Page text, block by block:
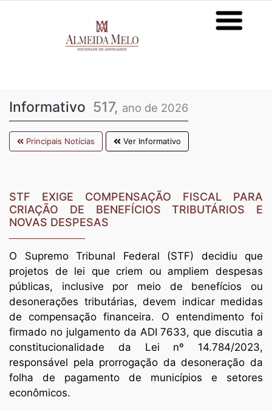
Informativo 517, ano de 2026
Principais Notícias Ver Informativo
STF EXIGE COMPENSAÇÃO FISCAL PARA
CRIAÇÃO DE BENEFÍCIOS TRIBUTÁRIOS E
NOVAS DESPESAS
O Supremo Tribunal Federal (STF) decidiu que
projetos de lei que criem ou ampliem despesas
públicas, inclusive por meio de benefícios ou
desonerações tributárias, devem indicar medidas
de compensação financeira. O entendimento foi
firmado no julgamento da ADI 7633, que discutia a
constitucionalidade da Lei nº 14.784/2023,
responsável pela prorrogação da desoneração da
folha de pagamento de municípios e setores
econômicos.